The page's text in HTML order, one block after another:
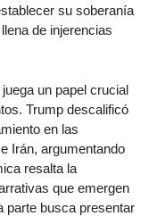
su soberanía
de injerencias
un papel crucial
Trump descalificó
en las
Irán, argumentando
resalta la
que emergen
parte busca presentar